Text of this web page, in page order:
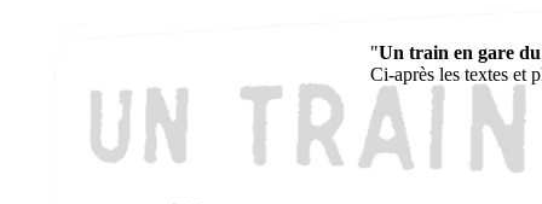
"Un train en gare
Ci-après les textes et